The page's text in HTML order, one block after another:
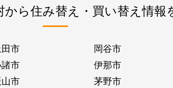
から住み替え・買い替え情報
田市 岡谷市
市 伊那市
市 茅野市